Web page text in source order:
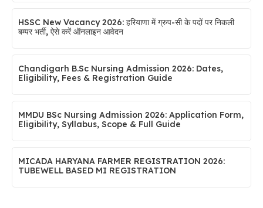
HSSC New Vacancy 2026: हरियाणा में ग्रुप-सी के पदों पर निकली
बम्पर भर्ती, ऐसे करें ऑनलाइन आवेदन
Chandigarh B.Sc Nursing Admission 2026: Dates,
Eligibility, Fees & Registration Guide
MMDU BSc Nursing Admission 2026: Application Form,
Eligibility, Syllabus, Scope & Full Guide
MICADA HARYANA FARMER REGISTRATION 2026:
TUBEWELL BASED MI REGISTRATION